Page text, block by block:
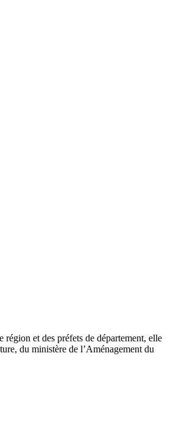
et des préfets de département, elle
du ministère de l’Aménagement du